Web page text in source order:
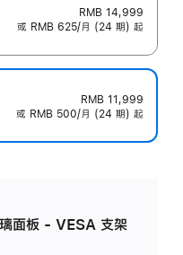
RMB 14,999
或 RMB 625/月 (24 期) 起
RMB 11,999
或 RMB 500/月 (24 期) 起
面板 - VESA 支架